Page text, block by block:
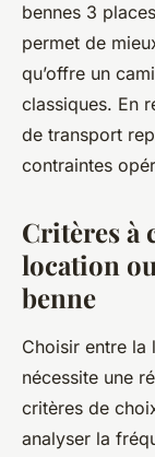
bennes 3
permet de
qu’offre un
classiques. En
de transport
contraintes
Critères à
location
benne
Choisir entre la
nécessite une
critères de
analyser la